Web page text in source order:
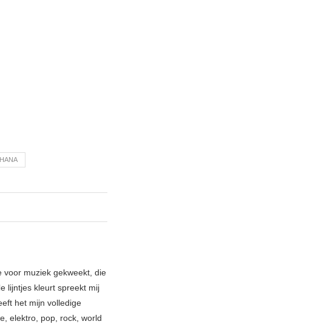
voor muziek gekweekt, die
lijntjes kleurt spreekt mij
het mijn volledige
elektro, pop, rock, world